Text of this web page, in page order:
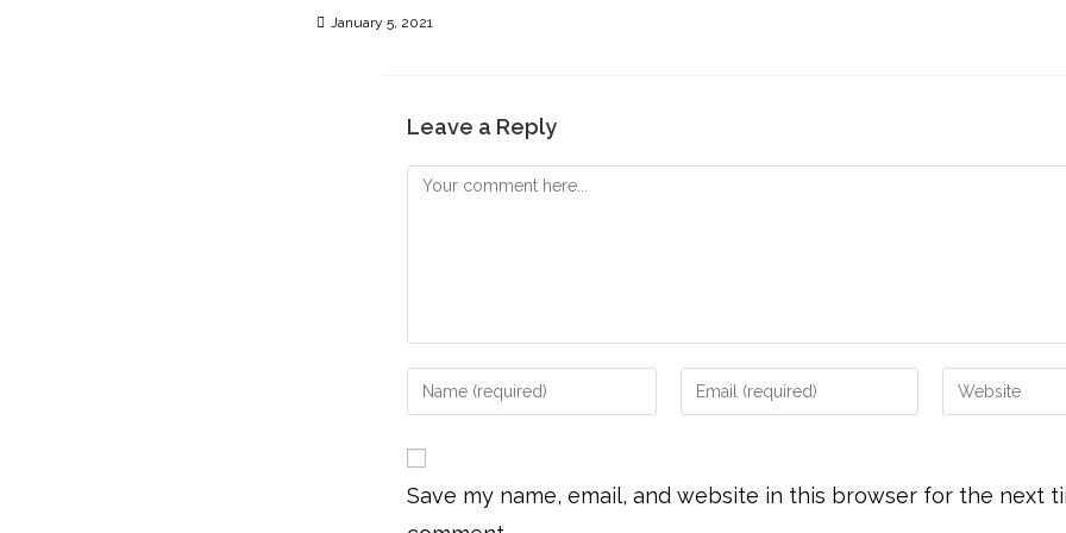
January 5, 2021
Leave a Reply
Save my name, email, and website in this browser for the next